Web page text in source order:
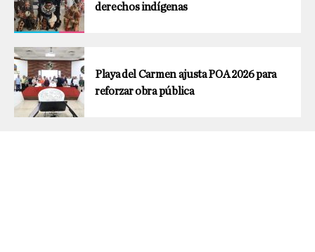
derechos indígenas
Playa del Carmen ajusta POA 2026 para
reforzar obra pública